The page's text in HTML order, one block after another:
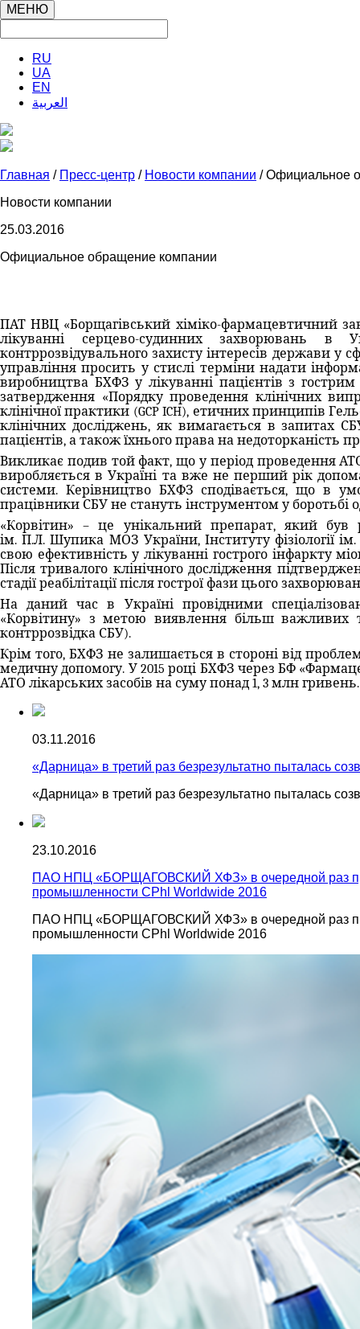
МЕНЮ
RU
UA
EN
العربية
Главная / Пресс-центр / Новости компании / Официальное
Новости компании
25.03.2016
Официальное обращение компании
ПАТ НВЦ «Борщагівський хіміко-фармацевтичний
лікуванні серцево-судинних захворювань
контррозвідувальногозахисту інтересів держави у
управління просить у стислі терміни надати
виробництва БХФЗ у лікуванні пацієнтів з
затвердження «Порядку проведення клінічних
клінічної практики (GCP ICH), етичних принципів
клінічних досліджень, як вимагається в запитах
пацієнтів, а також їхнього права на недоторканість
Викликає подив той факт, що у період проведення
виробляється в Україні та вже не перший рік
системи. Керівництво БХФЗ сподівається, що в
працівники СБУ не стануть інструментом у
«Корвітин» – це унікальний препарат, який був
ім. П.Л. Шупика МОЗ України, Інституту фізіології
свою ефективність у лікуванні гострого інфаркту
Після тривалого клінічного дослідження
стадії реабілітації після гострої фази цього
На даний час в Україні провідними
«Корвітину» з метою виявлення більш важливих
контррозвідка СБУ).
Крім того, БХФЗ не залишається в стороні від
медичну допомогу. У 2015 році БХФЗ через БФ
АТО лікарських засобів на суму понад 1, 3 млн гривень.
03.11.2016
«Дарница» в третий раз безрезультатно пыталась
«Дарница» в третий раз безрезультатно пыталась
23.10.2016
ПАО НПЦ «БОРЩАГОВСКИЙ ХФЗ» в очередной раз
промышленности CPhl Worldwide 2016
ПАО НПЦ «БОРЩАГОВСКИЙ ХФЗ» в очередной раз
промышленности CPhl Worldwide 2016